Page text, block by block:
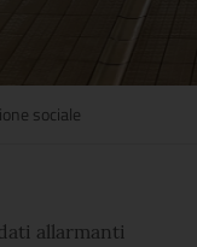
sociale
allarmanti